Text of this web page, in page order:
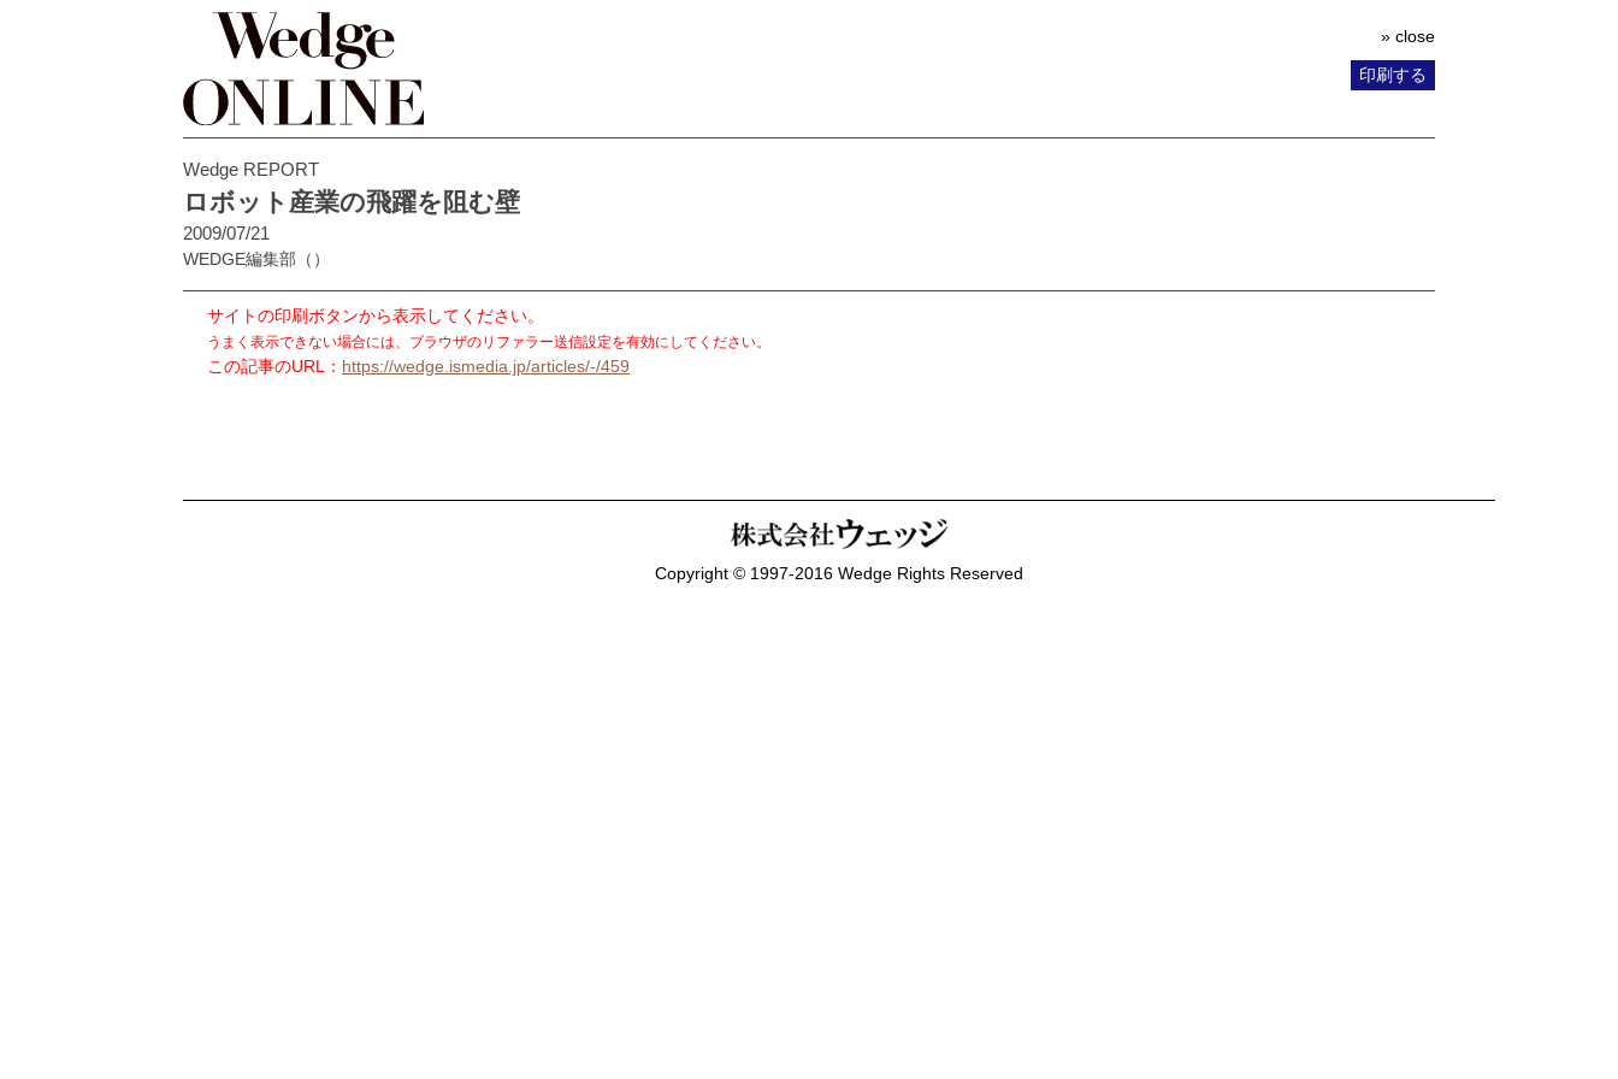
» close
印刷する
Wedge REPORT
ロボット産業の飛躍を阻む壁
2009/07/21
WEDGE編集部 （）
サイトの印刷ボタンから表示してください。
うまく表示できない場合には、ブラウザのリファラー送信設定を有効にしてください。
この記事のURL： https://wedge.ismedia.jp/articles/-/459
Copyright © 1997-2016 Wedge Rights Reserved